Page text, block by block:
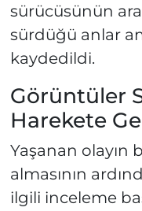
sürücüsünün
sürdüğü anlar
kaydedildi.
Görüntüler
Harekete
Yaşanan olayın
almasının
ilgili inceleme